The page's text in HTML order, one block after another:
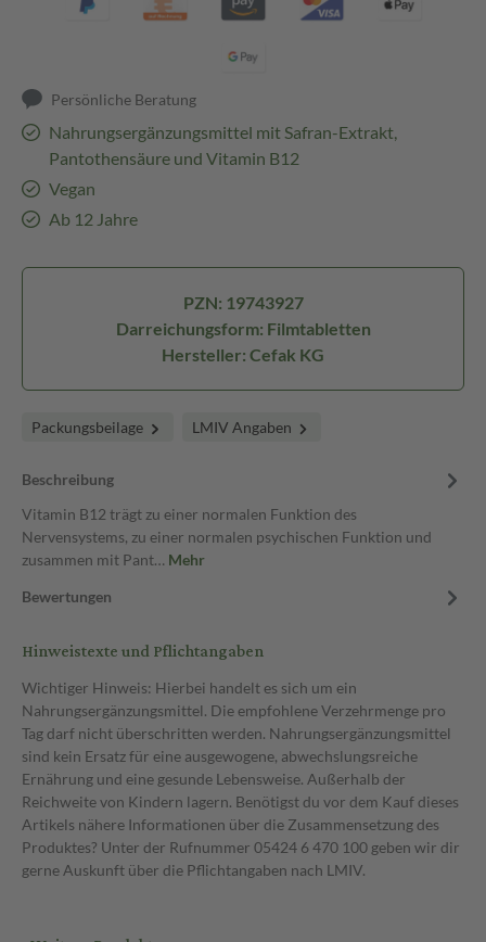
Persönliche Beratung
Nahrungsergänzungsmittel mit Safran-Extrakt,
Pantothensäure und Vitamin B12
Vegan
Ab 12 Jahre
PZN: 19743927
Darreichungsform: Filmtabletten
Hersteller: Cefak KG
Packungsbeilage LMIV Angaben
Beschreibung
Vitamin B12 trägt zu einer normalen Funktion des
Nervensystems, zu einer normalen psychischen Funktion und
zusammen mit Pant… Mehr
Bewertungen
Hinweistexte und Pflichtangaben
Wichtiger Hinweis: Hierbei handelt es sich um ein
Nahrungsergänzungsmittel. Die empfohlene Verzehrmenge pro
Tag darf nicht überschritten werden. Nahrungsergänzungsmittel
sind kein Ersatz für eine ausgewogene, abwechslungsreiche
Ernährung und eine gesunde Lebensweise. Außerhalb der
Reichweite von Kindern lagern. Benötigst du vor dem Kauf dieses
Artikels nähere Informationen über die Zusammensetzung des
Produktes? Unter der Rufnummer 05424 6 470 100 geben wir dir
gerne Auskunft über die Pflichtangaben nach LMIV.